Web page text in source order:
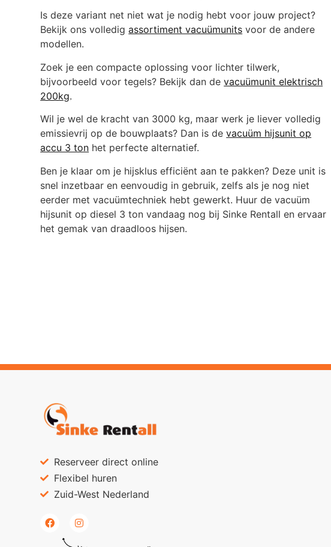
Is deze variant net niet wat je nodig hebt voor jouw project?
Bekijk ons volledigassortiment vacuümunits voor de andere
modellen.
Zoek je een compacte oplossing voor lichter tilwerk,
bijvoorbeeld voor tegels? Bekijk dan devacuümunit elektrisch
200kg.
Wil je wel de kracht van 3000 kg, maar werk je liever volledig
emissievrij op de bouwplaats? Dan is devacuüm hijsunit op
accu 3 ton het perfecte alternatief.
Ben je klaar om je hijsklus efficiënt aan te pakken? Deze unit is
snel inzetbaar en eenvoudig in gebruik, zelfs als je nog niet
eerder met vacuümtechniek hebt gewerkt. Huur de vacuüm
hijsunit op diesel 3 ton vandaag nog bij Sinke Rentall en ervaar
het gemak van draadloos hijsen.
Reserveer direct online
Flexibel huren
Zuid-West Nederland